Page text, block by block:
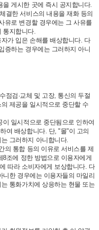
게시한 곳에 즉시 공지합니다.
결한 서비스의 내용을 재화 등의
유로 변경할 경우에는 그 사유를
통지합니다.
가 입은 손해를 배상합니다. 다
증하는 경우에는 그러하지 아니
점검·교체 및 고장, 통신의 두절
제공을 일시적으로 중단할 수
일시적으로 중단됨으로 인하여
여 배상합니다. 단, "몰"이 고의
그러하지 아니합니다.
의 통합 등의 이유로 서비스를 제
조에 정한 방법으로 이용자에게
따라 소비자에게 보상합니다. 다
한 경우에는 이용자들의 마일리
통화가치에 상응하는 현물 또는